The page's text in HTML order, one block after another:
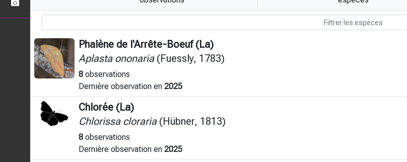
Phalène de l'Arrête-Boeuf (La)
Aplasta ononaria(Fuessly, 1783)
8 observations
Dernière observation en 2025
Chlorée (La)
Chlorissa cloraria(Hübner, 1813)
8 observations
Dernière observation en 2025